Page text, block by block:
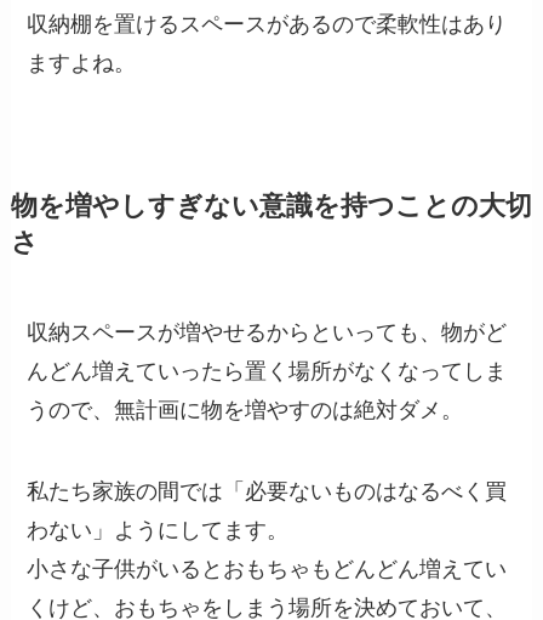
収納棚を置けるスペースがあるので柔軟性はあり
ますよね。
物を増やしすぎない意識を持つことの大切
さ
収納スペースが増やせるからといっても、物がど
んどん増えていったら置く場所がなくなってしま
うので、無計画に物を増やすのは絶対ダメ。
私たち家族の間では「必要ないものはなるべく買
わない」ようにしてます。
小さな子供がいるとおもちゃもどんどん増えてい
くけど、おもちゃをしまう場所を決めておいて、